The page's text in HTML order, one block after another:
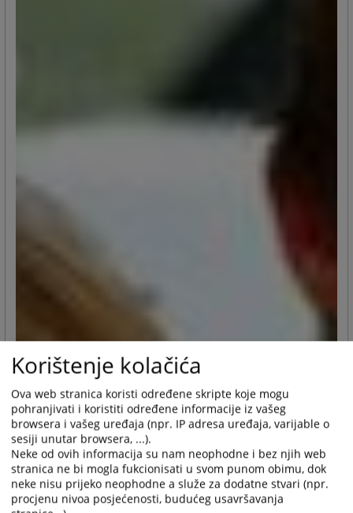
Korištenje kolačića
Ova web stranica koristi određene skripte koje mogu
pohranjivati i koristiti određene informacije iz vašeg
browsera i vašeg uređaja (npr. IP adresa uređaja, varijable o
sesiji unutar browsera, ...).
Neke od ovih informacija su nam neophodne i bez njih web
stranica ne bi mogla fukcionisati u svom punom obimu, dok
neke nisu prijeko neophodne a služe za dodatne stvari (npr.
procjenu nivoa posjećenosti, budućeg usavršavanja